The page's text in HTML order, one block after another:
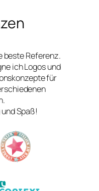
beste Referenz.
ich Logos und
für
Spaß!